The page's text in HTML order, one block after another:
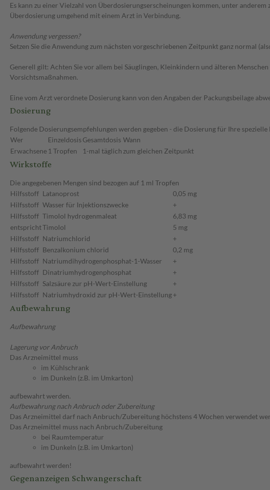
Es kann zu einer Vielzahl von Überdosierungserscheinungen kommen, unter
Überdosierung umgehend mit einem Arzt in Verbindung.
Anwendung vergessen?
Setzen Sie die Anwendung zum nächsten vorgeschriebenen Zeitpunkt ganz normal
Generell gilt: Achten Sie vor allem bei Säuglingen, Kleinkindern und älteren
Vorsichtsmaßnahmen.
Eine vom Arzt verordnete Dosierung kann von den Angaben der Packungsbeilage
Dosierung
Folgende Dosierungsempfehlungen werden gegeben - die Dosierung für Ihre
Wer
Einzeldosis Gesamtdosis Wann
Erwachsene 1 Tropfen 1-mal täglich zum gleichen Zeitpunkt
Wirkstoffe
Die angegebenen Mengen sind bezogen auf 1 ml Tropfen
Hilfsstoff Latanoprost
0,05 mg
Hilfsstoff Wasser für Injektionszwecke
+
Hilfsstoff Timolol hydrogenmaleat
6,83 mg
entsprichtTimolol
5 mg
Hilfsstoff Natriumchlorid
+
Hilfsstoff Benzalkonium chlorid
0,2 mg
Hilfsstoff Natriumdihydrogenphosphat-1-Wasser
+
Hilfsstoff Dinatriumhydrogenphosphat
+
Hilfsstoff Salzsäure zur pH-Wert-Einstellung
+
Hilfsstoff Natriumhydroxid zur pH-Wert-Einstellung+
Aufbewahrung
Aufbewahrung
Lagerung vor Anbruch
Das Arzneimittel muss
im Kühlschrank
im Dunkeln (z.B. im Umkarton)
aufbewahrt werden.
Aufbewahrung nach Anbruch oder Zubereitung
Das Arzneimittel darf nach Anbruch/Zubereitung höchstens 4 Wochen verwendet
Das Arzneimittel muss nach Anbruch/Zubereitung
bei Raumtemperatur
im Dunkeln (z.B. im Umkarton)
aufbewahrt werden!
Gegenanzeigen Schwangerschaft